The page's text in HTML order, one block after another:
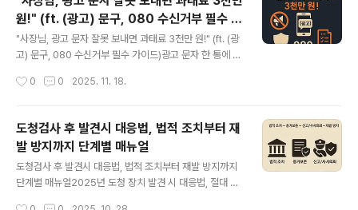
렸습니다. "지금 입학해도 3년짜리 졸업 워크퍼밋을 받을
수 있을까?", "배우자 오픈 워크퍼밋(SOWP) 요건은 어떻
게 바뀐 걸까?"와 같은 의문이 쏟아지는 시점입니다. 이번
규정 변경의 핵심을 정확히 파악하지 못하면 수천만 원의
춘 정밀한 전략 수정이 그 어느 때보다 중요합니다.캐나다
원!" (ft. (광고) 문구, 080 수신거부 필수 가
이드)
"사장님, 광고 문자 잘못 보내면 과태료 3천만 원!" (ft. (광
고) 문구, 080 수신거부 필수 가이드)광고 문자 한 통에 과
장님들이 가장 많이 사용하는 마케팅 수단이 바로 문자 메
르고 보냈다가는 최대 3천만 원의 과태료를 물 수 있습니
다. 정보통신망법 제50조에 따르면 광고성 문자는 반드시
(광고) 문구를 표기하고, 080 무료 수신거부 번호를 제공
해야 하며, 야간 시간대인 밤 9시부터 다음날 오전 8시까
0 0 2025. 11. 18.
도청검사 후 발견시 대응법, 법적 조치부터 재
발 방지까지 단계별 매뉴얼
도청검사 후 발견시 대응법, 법적 조치부터 재발 방지까지
단계별 매뉴얼2025년 도청 장치 발견 시 대응법, 절대 만